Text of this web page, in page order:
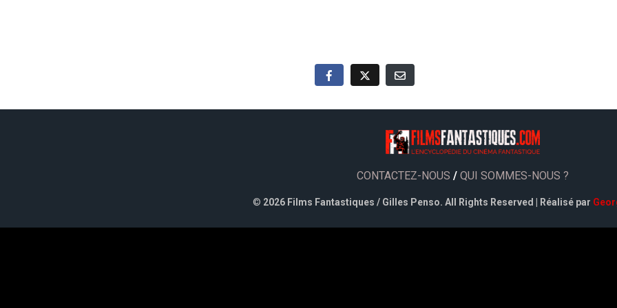
CONTACTEZ-NOUS / QUI SOMMES-NOUS ?
© 2026 Films Fantastiques / Gilles Penso. All Rights Reserved | Réalisé par